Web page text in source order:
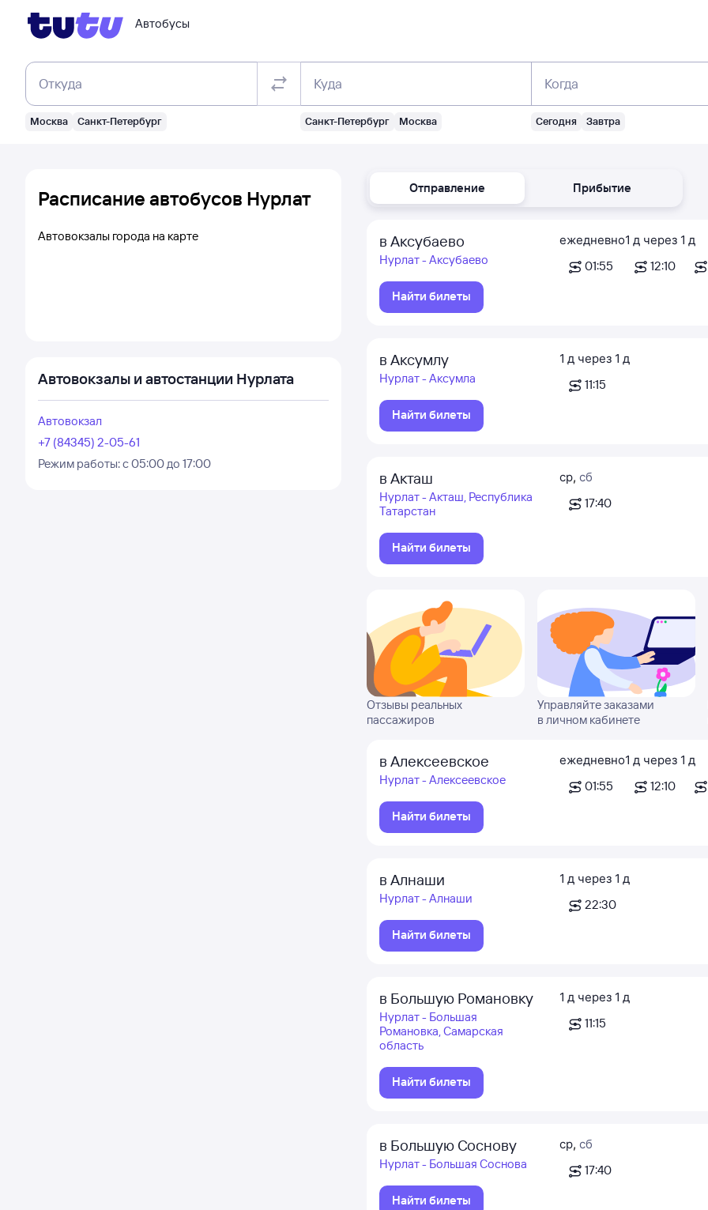
Автобусы
Откуда
Москва Санкт-Петербург
Куда
Санкт-Петербург Москва
Когда
Сегодня Завтра
Отправление Прибытие
в Аксубаево
Нурлат - Аксубаево
Найти билеты
ежедневно
01:55
1 д через 1 д
12:10
в Аксумлу
Нурлат - Аксумла
Найти билеты
1 д через 1 д
11:15
в Акташ
Нурлат - Акташ, Республика
Татарстан
Найти билеты
ср, сб
17:40
Отзывы реальных
пассажиров
Управляйте заказами
в личном кабинете
в Алексеевское
Нурлат - Алексеевское
Найти билеты
ежедневно
01:55
1 д через 1 д
12:10
в Алнаши
Нурлат - Алнаши
Найти билеты
1 д через 1 д
22:30
в Большую Романовку
Нурлат - Большая
Романовка, Самарская
область
Найти билеты
1 д через 1 д
11:15
в Большую Соснову
Нурлат - Большая Соснова
Найти билеты
ср, сб
17:40
Расписание автобусов Нурлат
Автовокзалы города на карте
Автовокзалы и автостанции Нурлата
Автовокзал
+7 (84345) 2-05-61
Режим работы:с 05:00 до 17:00